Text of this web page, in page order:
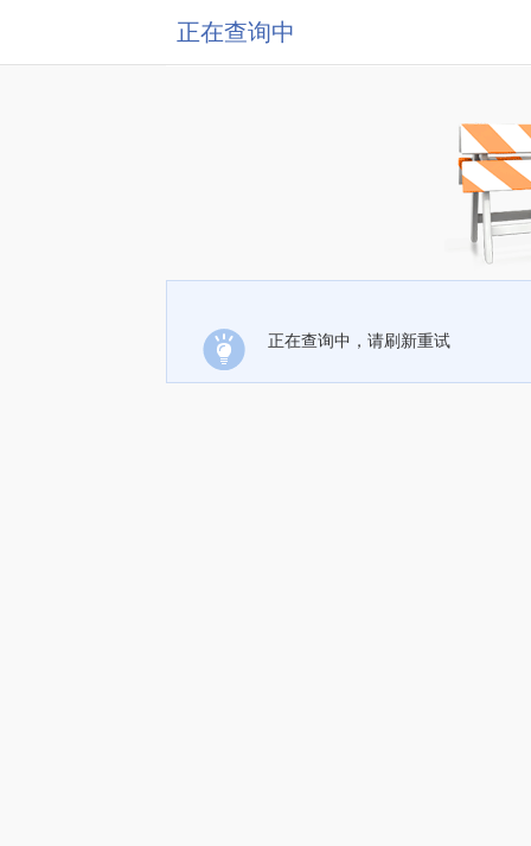
正在查询中
正在查询中，请刷新重试